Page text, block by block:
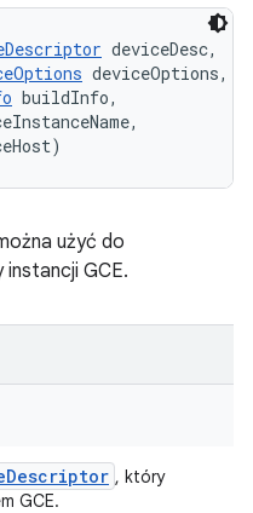
deviceDesc,
deviceOptions,
buildInfo,
użyć do
GCE.
Descriptor , który
GCE.